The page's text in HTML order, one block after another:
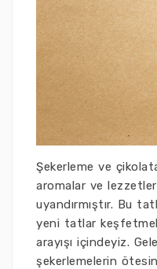
Şekerleme ve
aromalar ve
uyandırmıştır. Bu
yeni tatlar
arayışı içindeyiz.
şekerlemelerin